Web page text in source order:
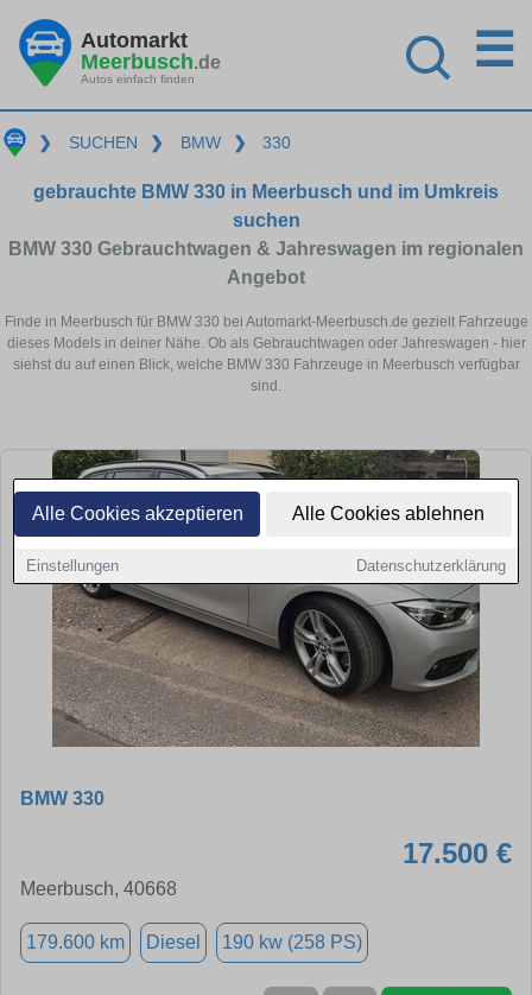
Alle Cookies akzeptieren Alle Cookies ablehnen
Einstellungen Datenschutzerklärung
Automarkt
Meerbusch.de
Autos einfach finden
☰
❯ SUCHEN ❯ BMW ❯ 330
gebrauchte BMW 330 in Meerbusch und im Umkreis
suchen
BMW 330 Gebrauchtwagen & Jahreswagen im regionalen
Angebot
Finde in Meerbusch für BMW 330 bei Automarkt-Meerbusch.de gezielt Fahrzeuge
dieses Models in deiner Nähe. Ob als Gebrauchtwagen oder Jahreswagen - hier
siehst du auf einen Blick, welche BMW 330 Fahrzeuge in Meerbusch verfügbar
sind.
BMW 330
17.500 €
Meerbusch, 40668
179.600 km Diesel 190 kw (258 PS)